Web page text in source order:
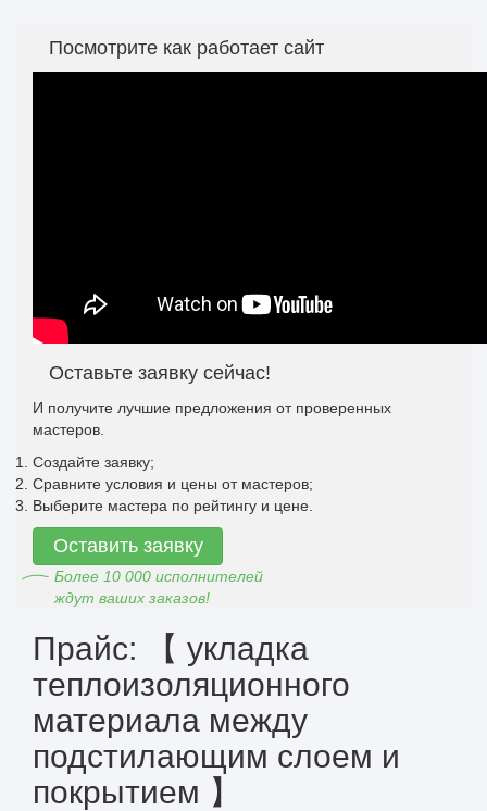
Посмотрите как работает сайт
Оставьте заявку сейчас!
И получите лучшие предложения от проверенных
мастеров.
Создайте заявку;
Сравните условия и цены от мастеров;
Выберите мастера по рейтингу и цене.
Оставить заявку
Более 10 000 исполнителей
ждут ваших заказов!
Прайс: 【 укладка
теплоизоляционного
материала между
подстилающим слоем и
покрытием 】